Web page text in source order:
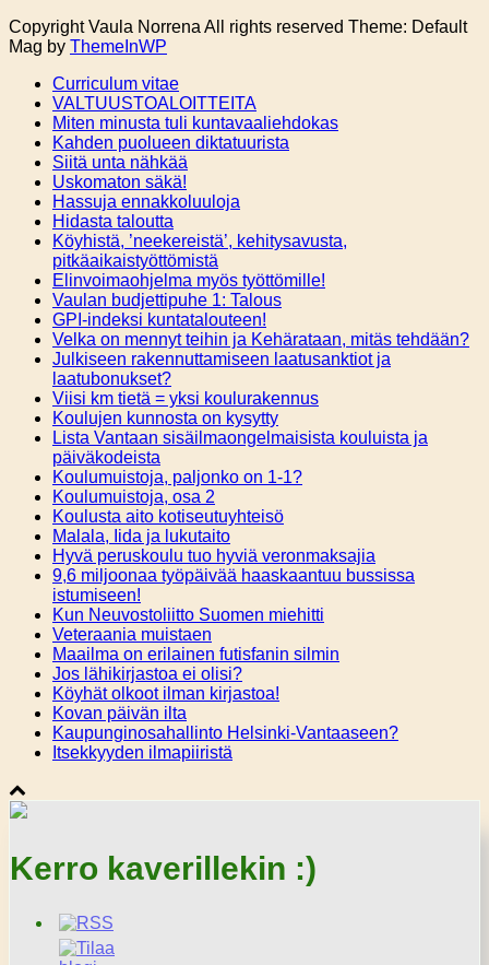
Copyright Vaula Norrena All rights reserved Theme: Default
Mag by ThemeInWP
Curriculum vitae
VALTUUSTOALOITTEITA
Miten minusta tuli kuntavaaliehdokas
Kahden puolueen diktatuurista
Siitä unta nähkää
Uskomaton säkä!
Hassuja ennakkoluuloja
Hidasta taloutta
Köyhistä, ’neekereistä’, kehitysavusta,
pitkäaikaistyöttömistä
Elinvoimaohjelma myös työttömille!
Vaulan budjettipuhe 1: Talous
GPI-indeksi kuntatalouteen!
Velka on mennyt teihin ja Kehärataan, mitäs tehdään?
Julkiseen rakennuttamiseen laatusanktiot ja
laatubonukset?
Viisi km tietä = yksi koulurakennus
Koulujen kunnosta on kysytty
Lista Vantaan sisäilmaongelmaisista kouluista ja
päiväkodeista
Koulumuistoja, paljonko on 1-1?
Koulumuistoja, osa 2
Koulusta aito kotiseutuyhteisö
Malala, Iida ja lukutaito
Hyvä peruskoulu tuo hyviä veronmaksajia
9,6 miljoonaa työpäivää haaskaantuu bussissa
istumiseen!
Kun Neuvostoliitto Suomen miehitti
Veteraania muistaen
Maailma on erilainen futisfanin silmin
Jos lähikirjastoa ei olisi?
Köyhät olkoot ilman kirjastoa!
Kovan päivän ilta
Kaupunginosahallinto Helsinki-Vantaaseen?
Itsekkyyden ilmapiiristä
Kerro kaverillekin :)